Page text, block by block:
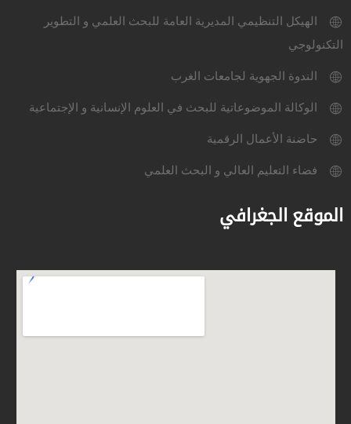
الهيكل التنظيمي المديرية العامة للبحث العلمي و التطوير
التكنولوجي
الندوة الجهوية لجامعات الغرب
الوكالة الموضوعاتية للبحث في العلوم الإنسانية و الإجتماعية
حاضنة الأعمال الرقمية
فضاء التعليم العالي و البحث العلمي
الموقع الجغرافي